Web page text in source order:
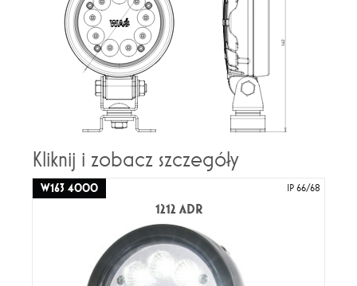
Kliknij i zobacz szczegóły
W163 4000 IP 66/68
1212 ADR